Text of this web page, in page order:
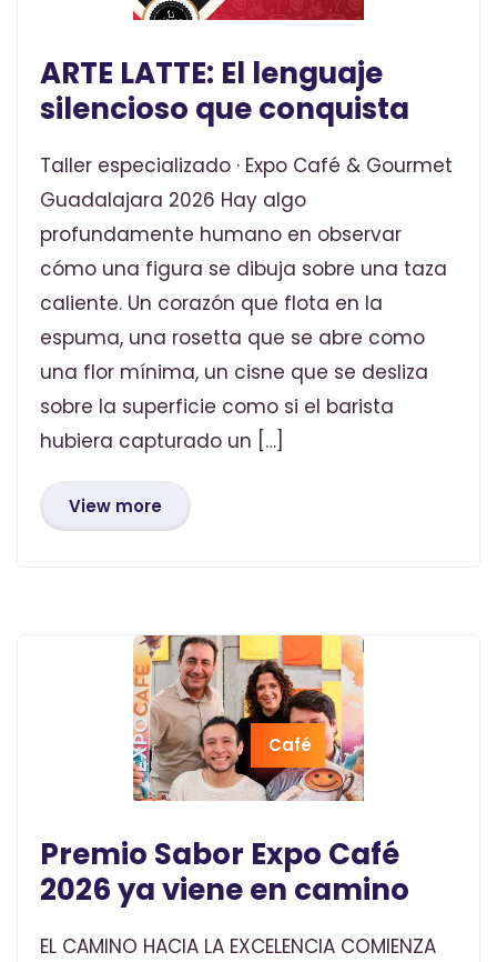
ARTE LATTE: El lenguaje
silencioso que conquista
Taller especializado · Expo Café & Gourmet
Guadalajara 2026 Hay algo
profundamente humano en observar
cómo una figura se dibuja sobre una taza
caliente. Un corazón que flota en la
espuma, una rosetta que se abre como
una flor mínima, un cisne que se desliza
sobre la superficie como si el barista
hubiera capturado un […]
View more
Café
Premio Sabor Expo Café
2026 ya viene en camino
EL CAMINO HACIA LA EXCELENCIA COMIENZA